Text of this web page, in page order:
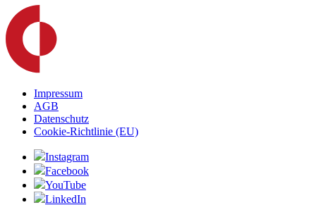
Impressum
AGB
Datenschutz
Cookie-Richtlinie (EU)
Instagram
Facebook
YouTube
LinkedIn